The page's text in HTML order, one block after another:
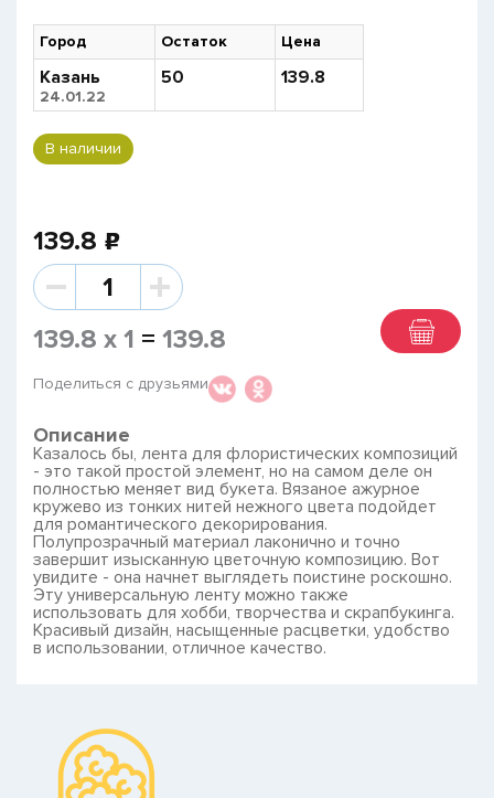
Город Остаток Цена
Казань
24.01.22
50 139.8
В наличии
139.8 p
139.8 x 1 = 139.8
Поделиться с друзьями
Описание
Казалось бы, лента для флористических композиций
- это такой простой элемент, но на самом деле он
полностью меняет вид букета. Вязаное ажурное
кружево из тонких нитей нежного цвета подойдет
для романтического декорирования.
Полупрозрачный материал лаконично и точно
завершит изысканную цветочную композицию. Вот
увидите - она начнет выглядеть поистине роскошно.
Эту универсальную ленту можно также
использовать для хобби, творчества и скрапбукинга.
Красивый дизайн, насыщенные расцветки, удобство
в использовании, отличное качество.